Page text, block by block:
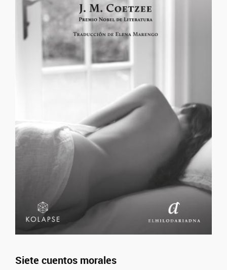
Siete cuentos morales